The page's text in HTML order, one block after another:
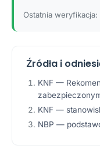
Ostatnia
Źródła i
KNF —
KNF —
NBP —